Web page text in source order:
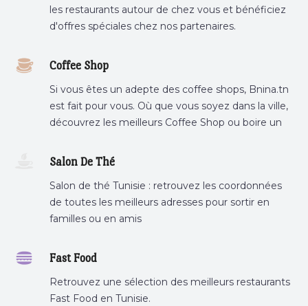
les restaurants autour de chez vous et bénéficiez
d'offres spéciales chez nos partenaires.
Coffee Shop
Si vous êtes un adepte des coffee shops, Bnina.tn
est fait pour vous. Où que vous soyez dans la ville,
découvrez les meilleurs Coffee Shop ou boire un
Salon De Thé
Salon de thé Tunisie : retrouvez les coordonnées
de toutes les meilleurs adresses pour sortir en
familles ou en amis
Fast Food
Retrouvez une sélection des meilleurs restaurants
Fast Food en Tunisie.